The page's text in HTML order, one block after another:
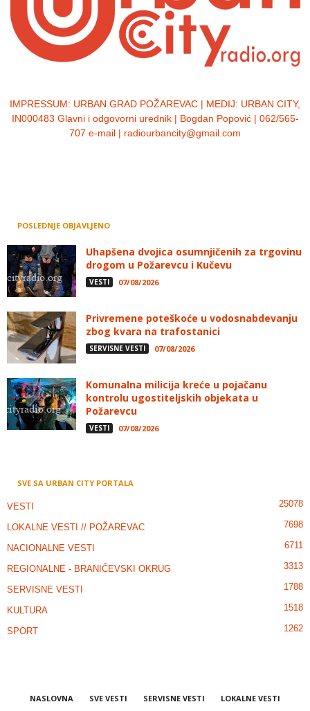
IMPRESSUM: URBAN GRAD POŽAREVAC | MEDIJ: URBAN CITY,
IN000483 Glavni i odgovorni urednik | Bogdan Popović | 062/565-
707 e-mail | radiourbancity@gmail.com
POSLEDNJE OBJAVLJENO
Uhapšena dvojica osumnjičenih za trgovinu
drogom u Požarevcu i Kučevu
VESTI 07/08/2026
Privremene poteškoće u vodosnabdevanju
zbog kvara na trafostanici
SERVISNE VESTI 07/08/2026
Komunalna milicija kreće u pojačanu
kontrolu ugostiteljskih objekata u
Požarevcu
VESTI 07/08/2026
SVE SA URBAN CITY PORTALA
VESTI 25078
LOKALNE VESTI // POŽAREVAC 7698
NACIONALNE VESTI 6711
REGIONALNE - BRANIČEVSKI OKRUG 3313
SERVISNE VESTI 1788
KULTURA 1518
SPORT 1262
NASLOVNA SVE VESTI SERVISNE VESTI
LOKALNE VESTI